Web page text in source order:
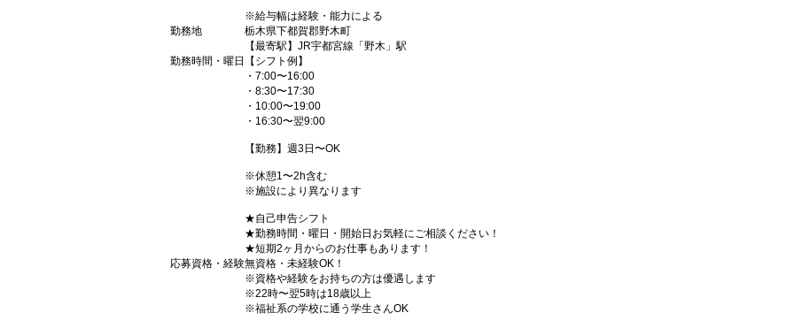
※給与幅は経験・能力による
勤務地
栃木県下都賀郡野木町
【最寄駅】JR宇都宮線「野木」駅
勤務時間・曜日
【シフト例】
・7:00〜16:00
・8:30〜17:30
・10:00〜19:00
・16:30〜翌9:00
【勤務】週3日〜OK
※休憩1〜2h含む
※施設により異なります
★自己申告シフト
★勤務時間・曜日・開始日お気軽にご相談ください！
★短期2ヶ月からのお仕事もあります！
応募資格・経験無資格・未経験OK！
※資格や経験をお持ちの方は優遇します
※22時〜翌5時は18歳以上
※福祉系の学校に通う学生さんOK